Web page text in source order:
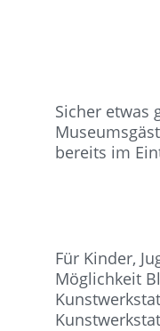
Sicher etwas
bereits im
Für Kinder,
Möglichkeit